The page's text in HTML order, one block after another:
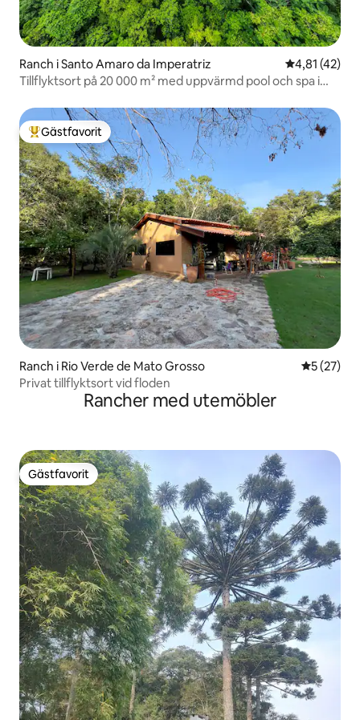
Ranch i Santo Amaro da Imperatriz 4,81 av 5 i
4,81 (42)
Tillflyktsort på 20 000 m² med uppvärmd pool och spa i
Populär gästfavorit
Gästfavorit
Ranch i Rio Verde de Mato Grosso 5 av 5 i
5 (27)
Privat tillflyktsort vid floden
Rancher med utemöbler
Gästfavorit
Gästfavorit